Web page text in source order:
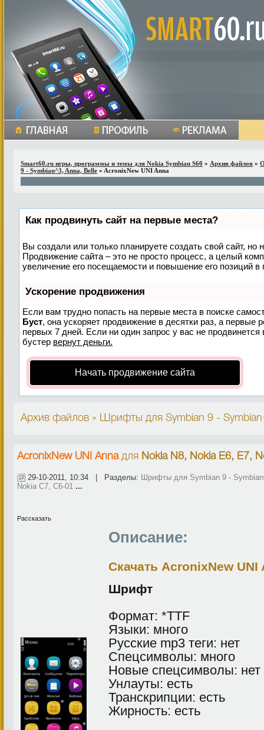
Smart60.ru игры, программы и темы для Nokia Symbian S60 » Архив файлов »
9 - Symbian^3, Anna, Belle » AcronixNew UNI Anna
Как продвинуть сайт на первые места?
Вы создали или только планируете создать свой сайт, но
Продвижение сайта – это не просто процесс, а целый
увеличение его посещаемости и повышение его позиций в
Ускорение продвижения
Если вам трудно попасть на первые места в поиске
Буст, она ускоряет продвижение в десятки раз, а первые
первых 7 дней. Если ни один запрос у вас не
бустер вернут деньги.
Начать продвижение сайта
Архив файлов » Шрифты для Symbian 9 -
AcronixNew UNI Annaдля Nokia N8, Nokia E6, E7,
29-10-2011, 10:34 | Разделы: Шрифты для Symbian 9 -
Nokia C7, C6-01 ...
Рассказать
Описание:
Скачать AcronixNew UNI
Шрифт
Фopмaт: *TTF
Языки: много
Pyccкиe mp3 тeги: нет
Cпeцcимвoлы: много
Новые спeцcимвoлы: нет
Унлауты: есть
Транскрипции: есть
Жирность: есть